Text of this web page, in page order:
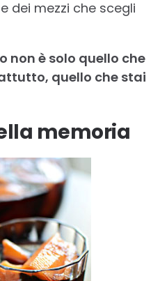
dei mezzi che scegli
non è solo quello che
quello che stai
memoria